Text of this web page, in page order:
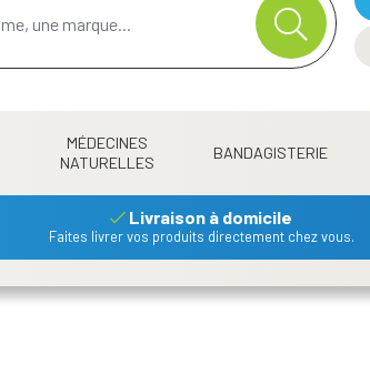
MÉDECINES
NATURELLES
BANDAGISTERIE
Livraison à domicile
Faites livrer vos produits directement chez vous.